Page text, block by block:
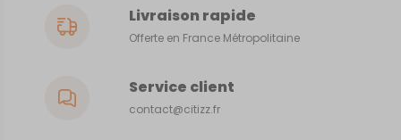
Livraison rapide
Offerte en France Métropolitaine
Service client
contact@citizz.fr